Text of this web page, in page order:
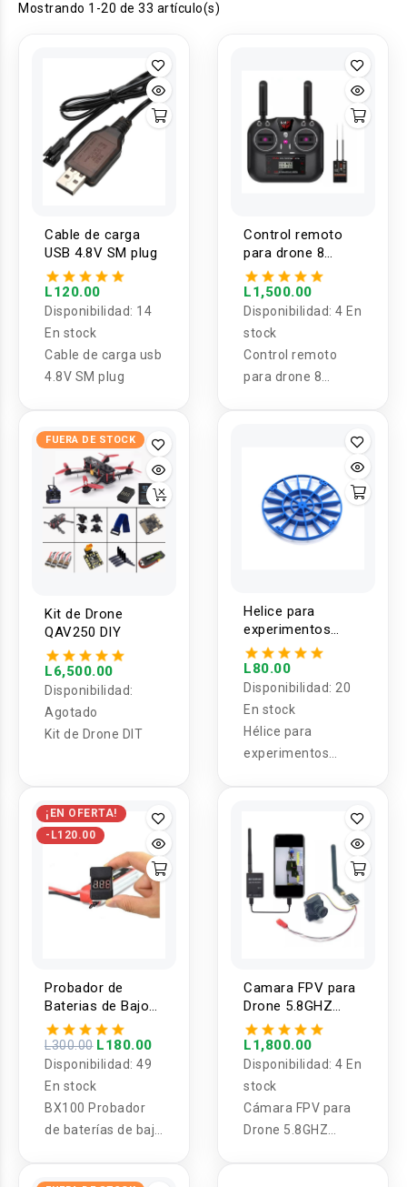
Mostrando 1-20 de 33 artículo(s)
Cable de carga
USB 4.8V SM plug
L120.00
Disponibilidad: 14
En stock
Cable de carga usb
4.8V SM plug
Control remoto
para drone 8
canales HT-8A
L1,500.00
Disponibilidad: 4 En
stock
Control remoto
para drone 8
FUERA DE STOCK
Kit de Drone
QAV250 DIY
L6,500.00
Disponibilidad:
Agotado
Kit de Drone DIT
Helice para
experimentos
100mm
L80.00
Disponibilidad: 20
En stock
Hélice para
experimentos
¡EN OFERTA!
-L120.00
Probador de
Baterias de Bajo
Voltaje LiPo
BX100 1-8S
L300.00 L180.00
Disponibilidad: 49
En stock
BX100 Probador
de baterías de bajo
Camara FPV para
Drone 5.8GHZ
1200TVL MS-1200
con Transmisor
EWRF y Receptor
OTG SKYDROID
L1,800.00
Disponibilidad: 4 En
stock
Cámara FPV para
Drone 5.8GHZ